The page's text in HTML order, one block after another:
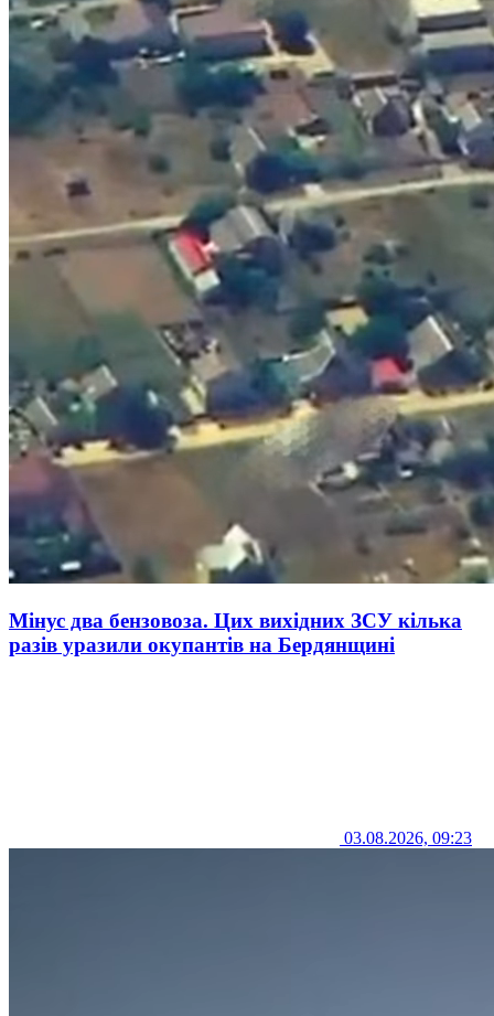
Мінус два бензовоза. Цих вихідних ЗСУ кілька
разів уразили окупантів на Бердянщині
03.08.2026, 09:23